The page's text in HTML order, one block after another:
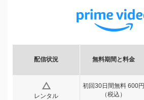
配信状況 無料期間と料金
レンタル
初回30日間無料 600円
（税込）